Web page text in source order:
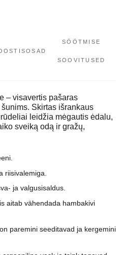
SÖÖTMISE
SOOVITUSED
– visavertis pašaras
Skirtas išrankaus
leidžia mėgautis ėdalu,
sveiką odą ir gražų,
riisivalemiga.
ja valgusisaldus.
aitab vähendada hambakivi
paremini seeditavad ja kergemini